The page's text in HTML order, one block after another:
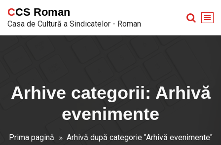
conținut
CCS Roman
Casa de Cultură a Sindicatelor - Roman
Arhive categorii: Arhivă
evenimente
Prima pagină
Arhivă după categorie "Arhivă evenimente"